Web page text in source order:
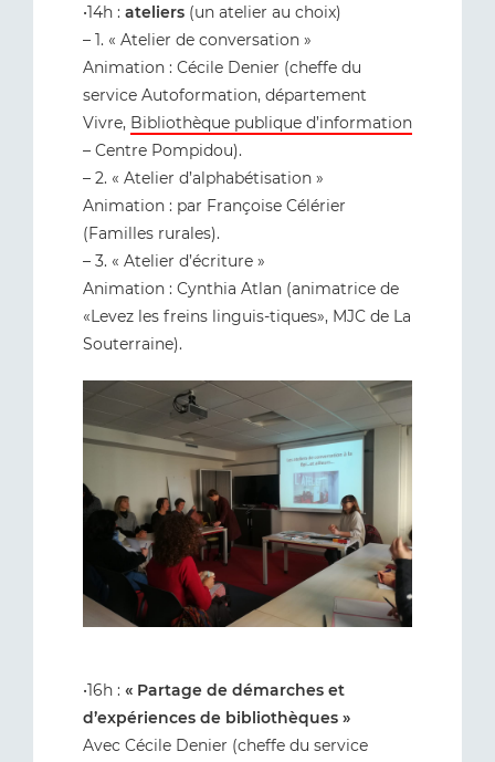
•14h : ateliers (un atelier au choix)
– 1. « Atelier de conversation »
Animation : Cécile Denier (cheffe du
service Autoformation, département
Vivre, Bibliothèque publique d’information
– Centre Pompidou).
– 2. « Atelier d’alphabétisation »
Animation : par Françoise Célérier
(Familles rurales).
– 3. « Atelier d’écriture »
Animation : Cynthia Atlan (animatrice de
«Levez les freins linguis-tiques», MJC de La
Souterraine).
•16h : « Partage de démarches et
d’expériences de bibliothèques »
Avec Cécile Denier (cheffe du service